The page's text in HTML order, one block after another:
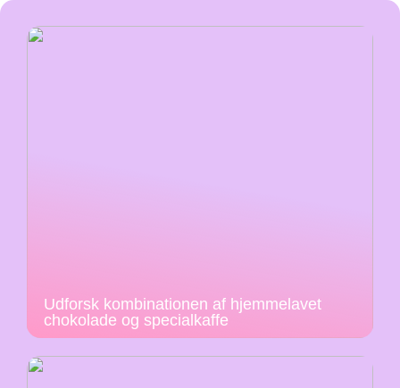
Udforsk kombinationen af hjemmelavet
chokolade og specialkaffe